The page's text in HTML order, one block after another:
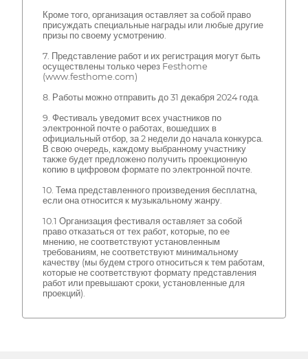
Кроме того, организация оставляет за собой право
присуждать специальные награды или любые другие
призы по своему усмотрению.
7. Представление работ и их регистрация могут быть
осуществлены только через Festhome
(www.festhome.com)
8. Работы можно отправить до 31 декабря 2024 года.
9. Фестиваль уведомит всех участников по
электронной почте о работах, вошедших в
официальный отбор, за 2 недели до начала конкурса.
В свою очередь, каждому выбранному участнику
также будет предложено получить проекционную
копию в цифровом формате по электронной почте.
10. Тема представленного произведения бесплатна,
если она относится к музыкальному жанру.
10.1 Организация фестиваля оставляет за собой
право отказаться от тех работ, которые, по ее
мнению, не соответствуют установленным
требованиям, не соответствуют минимальному
качеству (мы будем строго относиться к тем работам,
которые не соответствуют формату представления
работ или превышают сроки, установленные для
проекций).